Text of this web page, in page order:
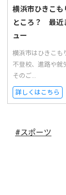
横浜市ひきこも
ところ？ 最近
ュー
横浜市はひきこも
不登校、進路や就
そのご...
詳しくはこちら
#スポーツ